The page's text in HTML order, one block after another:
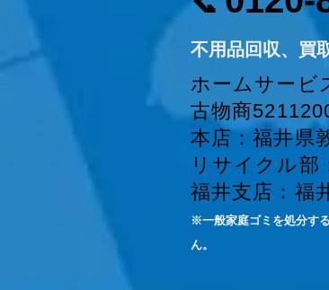
不用品回収、買
ホームサー
古物商
本店：​福井県
リサイクル部
福井支店：福
※一般家庭ゴミを処分す
ん。